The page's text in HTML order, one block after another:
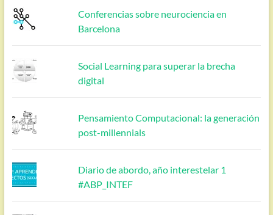
Conferencias sobre neurociencia en
Barcelona
Social Learning para superar la brecha
digital
Pensamiento Computacional: la generación
post-millennials
Diario de abordo, año interestelar 1
#ABP_INTEF